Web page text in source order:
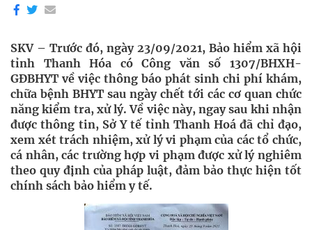
SKV – Trước đó, ngày 23/09/2021, Bảo hiểm xã hội
tỉnh Thanh Hóa có Công văn số 1307/BHXH-
GĐBHYT về việc thông báo phát sinh chi phí khám,
chữa bệnh BHYT sau ngày chết tới các cơ quan chức
năng kiểm tra, xử lý. Về việc này, ngay sau khi nhận
được thông tin, Sở Y tế tỉnh Thanh Hoá đã chỉ đạo,
xem xét trách nhiệm, xử lý vi phạm của các tổ chức,
cá nhân, các trường hợp vi phạm được xử lý nghiêm
theo quy định của pháp luật, đảm bảo thực hiện tốt
chính sách bảo hiểm y tế.